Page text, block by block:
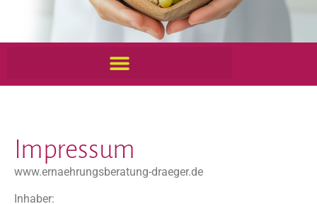
Impressum
www.ernaehrungsberatung-draeger.de
Inhaber: